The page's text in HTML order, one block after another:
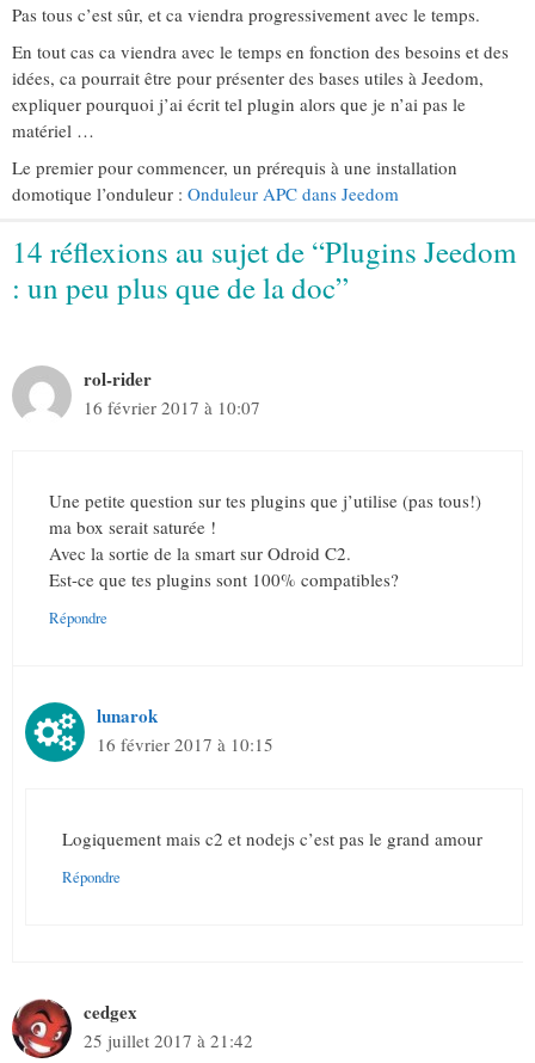
Pas tous c’est sûr, et ca viendra progressivement avec le temps.
En tout cas ca viendra avec le temps en fonction des besoins et des
idées, ca pourrait être pour présenter des bases utiles à Jeedom,
expliquer pourquoi j’ai écrit tel plugin alors que je n’ai pas le
matériel …
Le premier pour commencer, un prérequis à une installation
domotique l’onduleur : Onduleur APC dans Jeedom
14 réflexions au sujet de “Plugins Jeedom
: un peu plus que de la doc”
rol-rider
16 février 2017 à 10:07
Une petite question sur tes plugins que j’utilise (pas tous!)
ma box serait saturée !
Avec la sortie de la smart sur Odroid C2.
Est-ce que tes plugins sont 100% compatibles?
Répondre
lunarok
16 février 2017 à 10:15
Logiquement mais c2 et nodejs c’est pas le grand amour
Répondre
cedgex
25 juillet 2017 à 21:42